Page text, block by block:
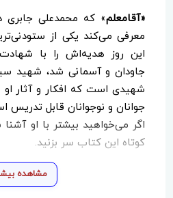
«آقامعلم» که محمدعلی جابری
معرفی می‌کند یکی از
این روز هدیه‌اش را با
جاودان و آسمانی شد، شهید
شهیدی است که افکار و آثار او
جوانان و نوجوانان قابل تدریس
اگر می‌خواهید بیشتر با او
کوتاه این کتاب سر بزنید.
مشاهده